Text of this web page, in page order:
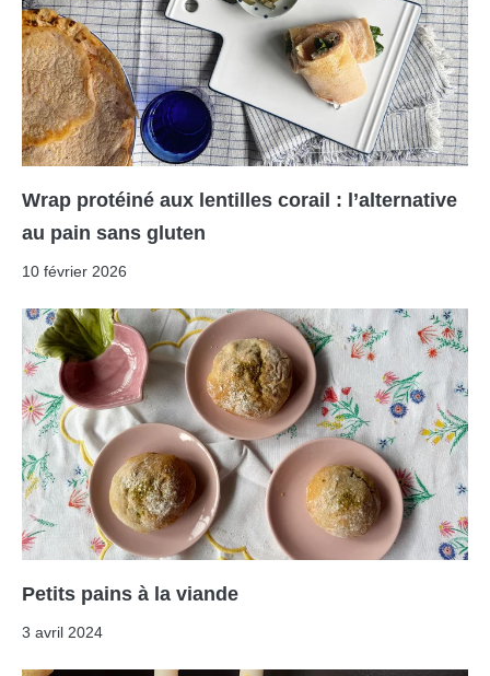
Wrap protéiné aux lentilles corail : l’alternative
au pain sans gluten
10 février 2026
Petits pains à la viande
3 avril 2024